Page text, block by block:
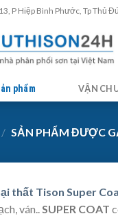
P Hiệp Bình Phước, Tp Thủ
phẩm VẬN
/ SẢN PHẨM ĐƯỢC
thất Tison Super
ván..SUPER COAT